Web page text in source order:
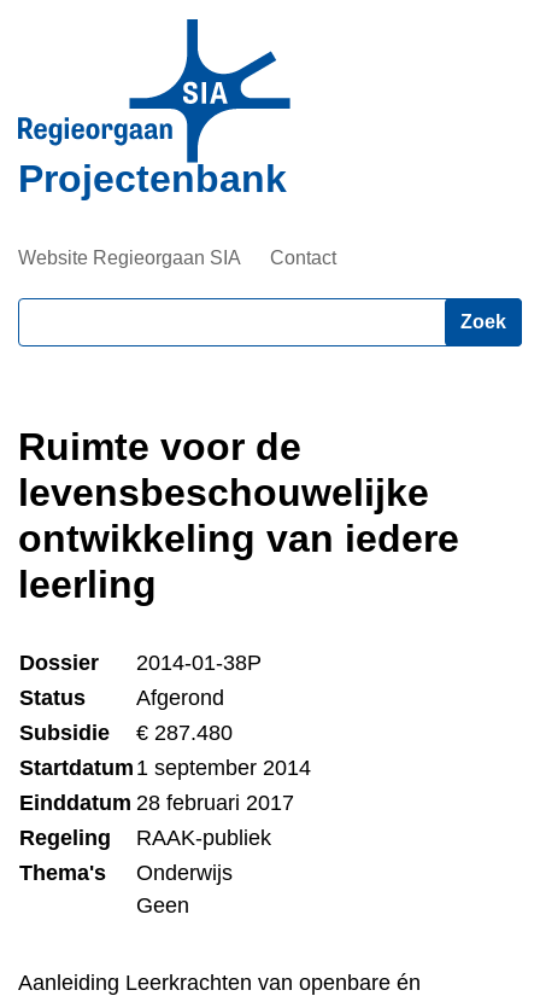
de
inhoud
gaan
Projectenbank
Website Regieorgaan SIA Contact
Ruimte voor de
levensbeschouwelijke
ontwikkeling van iedere
leerling
Dossier
2014-01-38P
Status
Afgerond
Subsidie
€ 287.480
Startdatum 1 september 2014
Einddatum 28 februari 2017
Regeling
RAAK-publiek
Thema's
Onderwijs
Geen
Aanleiding Leerkrachten van openbare én